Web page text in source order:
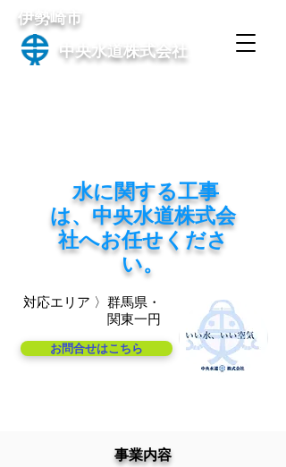
伊勢崎市
中央水道株式会社
水に関する工事
は、中央水道株式会
社へお任せくださ
い。
対応エリア 〉群馬県・
関東一円
お問合せはこちら
事業内容